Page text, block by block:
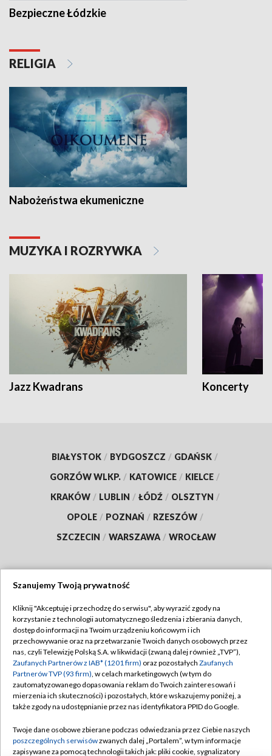
Bezpieczne Łódzkie
RELIGIA
Nabożeństwa ekumeniczne
MUZYKA I ROZRYWKA
Jazz Kwadrans Koncerty
BIAŁYSTOK / BYDGOSZCZ / GDAŃSK /
GORZÓW WLKP. / KATOWICE / KIELCE /
KRAKÓW / LUBLIN / ŁÓDŹ / OLSZTYN /
OPOLE / POZNAŃ / RZESZÓW /
SZCZECIN / WARSZAWA / WROCŁAW
TVP
Abonament TVP
Emisja w TVP
Centrum informacji TVP
Naziemna Telewizja Cyfrowa
Rada Programowa
Regulamin TVP
Polityka prywatności
Moje zgody
Pomoc
Kontakt
Szanujemy Twoją prywatność
Kliknij "Akceptuję i przechodzę do serwisu", aby wyrazić zgody na
korzystanie z technologii automatycznego śledzenia i zbierania danych,
dostęp do informacji na Twoim urządzeniu końcowym i ich
przechowywanie oraz na przetwarzanie Twoich danych osobowych przez
nas, czyli Telewizję Polską S.A. w likwidacji (zwaną dalej również „TVP”),
Zaufanych Partnerów z IAB* (1201 firm) oraz pozostałych Zaufanych
Partnerów TVP (93 firm), w celach marketingowych (w tym do
zautomatyzowanego dopasowania reklam do Twoich zainteresowań i
mierzenia ich skuteczności) i pozostałych, które wskazujemy poniżej, a
także zgody na udostępnianie przez nas identyfikatora PPID do Google.
Twoje dane osobowe zbierane podczas odwiedzania przez Ciebie naszych
poszczególnych serwisówzwanych dalej „Portalem”, w tym informacje
zapisywane za pomocą technologii takich jak: pliki cookie, sygnalizatory